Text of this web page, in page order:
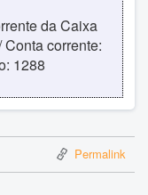
da Caixa
corrente:
1288
Permalink